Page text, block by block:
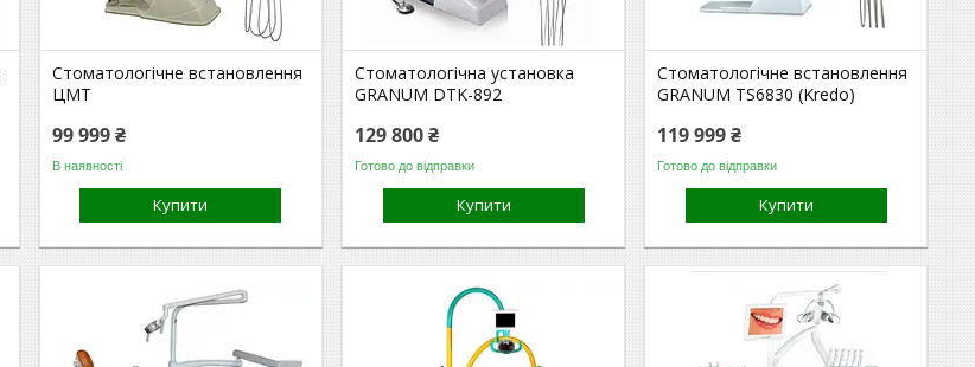
Стоматологічне встановлення
ЦМТ
99 999 ₴
В наявності
Купити
Стоматологічна установка
GRANUM DTK-892
129 800 ₴
Готово до відправки
Купити
Стоматологічне встановлення
GRANUM TS6830 (Kredo)
119 999 ₴
Готово до відправки
Купити